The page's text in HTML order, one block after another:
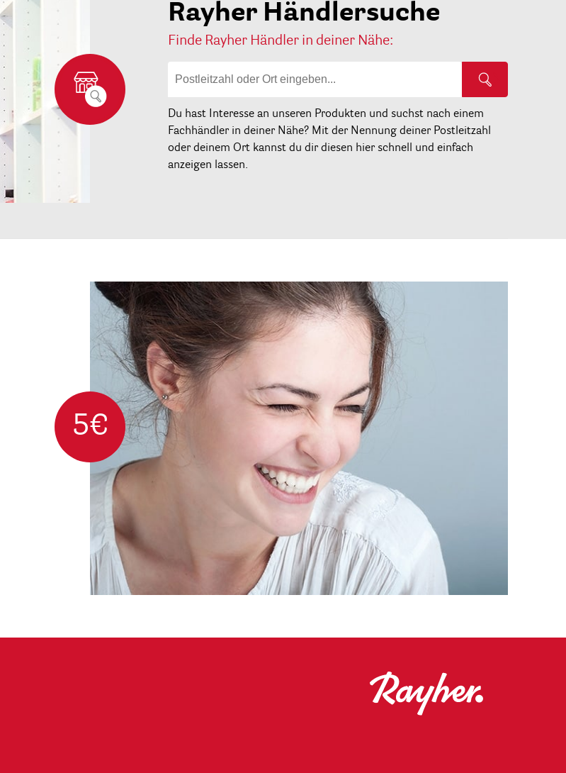
Rayher Händlersuche
Finde Rayher Händler in deiner Nähe:
Du hast Interesse an unseren Produkten und suchst nach einem
Fachhändler in deiner Nähe? Mit der Nennung deiner Postleitzahl
oder deinem Ort kannst du dir diesen hier schnell und einfach
anzeigen lassen.
5€